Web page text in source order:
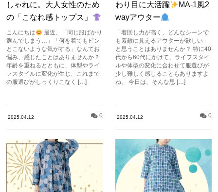
しゃれに。大人女性のため
の「こなれ感トップス」
こんにちは
最近、「同じ服ばかり
選んでしまう…」「何を着てもピン
とこないような気がする」なんてお
悩み、感じたことはありませんか？
年齢を重ねるとともに、体型やライ
フスタイルに変化が生じ、これまで
の服選びがしっくりこなく […]
わり目に大活躍
MA-1風2
wayアウター
「着回し力が高く、どんなシーンで
も素敵に見えるアウターが欲しい」
と思うことはありませんか？ 特に40
代から60代にかけて、ライフスタイ
ルや体型の変化に合わせて服選びが
少し難しく感じることもありますよ
ね。 今日は、そんな思 […]
2025.04.12 0 2025.04.12 0